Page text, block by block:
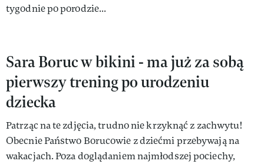
tygodnie po porodzie...
Sara Boruc w bikini - ma już za sobą
pierwszy trening po urodzeniu
dziecka
Patrząc na te zdjęcia, trudno nie krzyknąć z zachwytu!
Obecnie Państwo Borucowie z dziećmi przebywają na
wakacjach. Poza doglądaniem najmłodszej pociechy,